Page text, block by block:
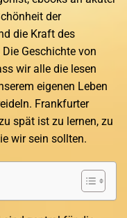
der
die Kraft des
Geschichte von
wir alle die lesen
eigenen Leben
Frankfurter
spät ist zu lernen, zu
wir sein sollten.